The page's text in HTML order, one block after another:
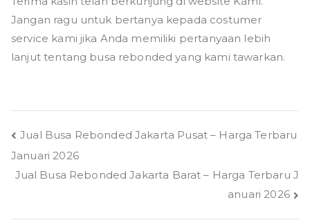
Jangan ragu untuk bertanya kepada costumer
service kami jika Anda memiliki pertanyaan lebih
lanjut tentang busa rebonded yang kami tawarkan.
Navigasi
pos
Jual Busa Rebonded Jakarta Pusat – Harga Terbaru
Januari 2026
Jual Busa Rebonded Jakarta Barat – Harga Terbaru J
anuari 2026